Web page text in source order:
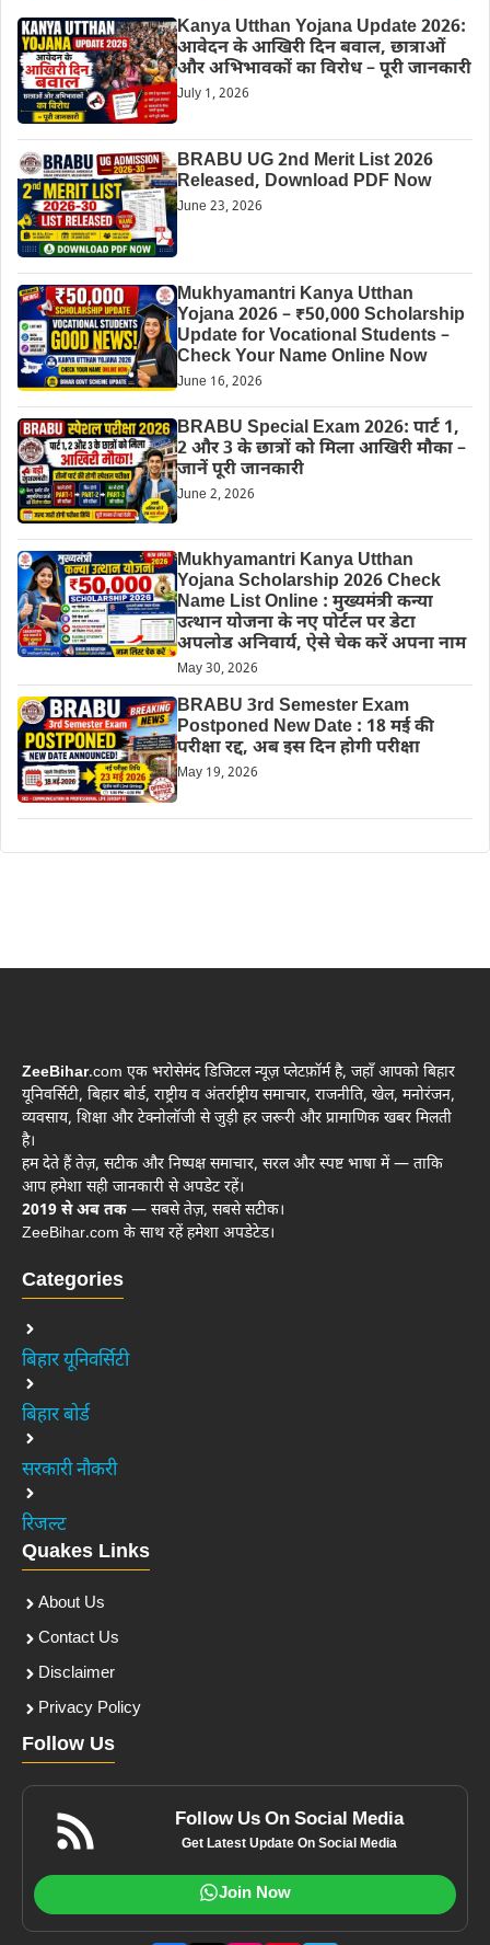
Kanya Utthan Yojana Update 2026:
आवेदन के आखिरी दिन बवाल, छात्राओं
और अभिभावकों का विरोध – पूरी जानकारी
July 1, 2026
BRABU UG 2nd Merit List 2026
Released, Download PDF Now
June 23, 2026
Mukhyamantri Kanya Utthan
Yojana 2026 – ₹50,000 Scholarship
Update for Vocational Students –
Check Your Name Online Now
June 16, 2026
BRABU Special Exam 2026: पार्ट 1,
2 और 3 के छात्रों को मिला आखिरी मौका –
जानें पूरी जानकारी
June 2, 2026
Mukhyamantri Kanya Utthan
Yojana Scholarship 2026 Check
Name List Online : मुख्यमंत्री कन्या
उत्थान योजना के नए पोर्टल पर डेटा
अपलोड अनिवार्य, ऐसे चेक करें अपना नाम
May 30, 2026
BRABU 3rd Semester Exam
Postponed New Date : 18 मई की
परीक्षा रद्द, अब इस दिन होगी परीक्षा
May 19, 2026
ZeeBihar.com एक भरोसेमंद डिजिटल न्यूज़ प्लेटफ़ॉर्म है, जहाँ आपको बिहार
यूनिवर्सिटी, बिहार बोर्ड, राष्ट्रीय व अंतर्राष्ट्रीय समाचार, राजनीति, खेल, मनोरंजन,
व्यवसाय, शिक्षा और टेक्नोलॉजी से जुड़ी हर जरूरी और प्रामाणिक खबर मिलती
है।
हम देते हैं तेज़, सटीक और निष्पक्ष समाचार, सरल और स्पष्ट भाषा में — ताकि
आप हमेशा सही जानकारी से अपडेट रहें।
2019 से अब तक — सबसे तेज़, सबसे सटीक।
ZeeBihar.com के साथ रहें हमेशा अपडेटेड।
Categories
बिहार यूनिवर्सिटी
बिहार बोर्ड
सरकारी नौकरी
रिजल्ट
Quakes Links
About Us
Contact Us
Disclaimer
Privacy Policy
Follow Us
Follow Us On Social Media
Get Latest Update On Social Media
Join Now